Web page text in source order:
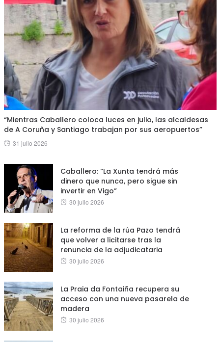
“Mientras Caballero coloca luces en julio, las alcaldesas
de A Coruña y Santiago trabajan por sus aeropuertos”
Posted
31 julio 2026
Caballero: “La Xunta tendrá más
dinero que nunca, pero sigue sin
invertir en Vigo”
Posted
30 julio 2026
La reforma de la rúa Pazo tendrá
que volver a licitarse tras la
renuncia de la adjudicataria
Posted
30 julio 2026
La Praia da Fontaiña recupera su
acceso con una nueva pasarela de
madera
Posted
30 julio 2026